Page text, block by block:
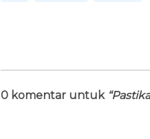
0 komentar untuk